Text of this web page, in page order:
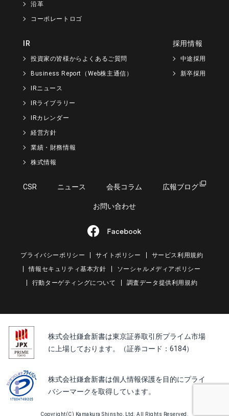
沿革
コーポレートロゴ
IR
投資家の皆様からよくあるご質問
Business Report（Web株主通信）
IRニュース
IRライブラリー
IRカレンダー
経営方針
業績・財務情報
株式情報
採用情報
中途採用
新卒採用
CSR ニュース 会長コラム 広報ブログ
お問い合わせ
プライバシーポリシー サイトポリシー
サービス利用規約
情報セキュリティ基本方針
ソーシャルメディアポリシー
行動ターゲティングについて
調査データ提供利用規約
株式会社鎌倉新書は東京証券取引所プライム市場
に上場しております。（証券コード：6184）
株式会社鎌倉新書は個人情報保護を目的にプライ
バシーマークを取得しています。
Copyright(C) Kamakura Shinsho, Ltd. All Rights Reserved.